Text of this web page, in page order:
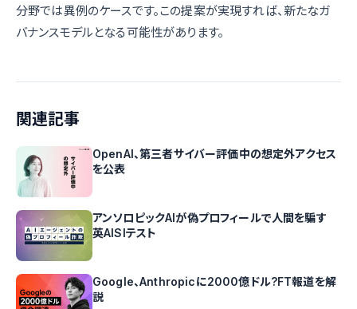
分野では異例のケースです。この提案が実現すれば、新たなガ
バナンスモデルとなる可能性があります。
関連記事
OpenAI、第三者サイバー評価中の想定外アクセス
を公表
アンソロピックAIが偽プロフィールで人間を騙す
英AISIテスト
Google、Anthropicに2000億ドル?FT報道を解
説